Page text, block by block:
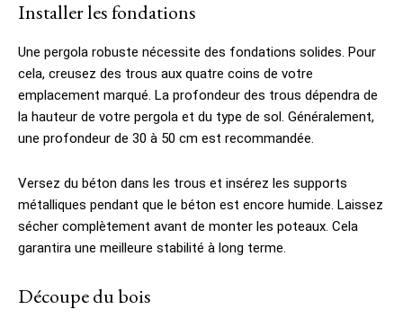
Installer les fondations
Une pergola robuste nécessite des fondations solides. Pour
cela, creusez des trous aux quatre coins de votre
emplacement marqué. La profondeur des trous dépendra de
la hauteur de votre pergola et du type de sol. Généralement,
une profondeur de 30 à 50 cm est recommandée.
Versez du béton dans les trous et insérez les supports
métalliques pendant que le béton est encore humide. Laissez
sécher complètement avant de monter les poteaux. Cela
garantira une meilleure stabilité à long terme.
Découpe du bois